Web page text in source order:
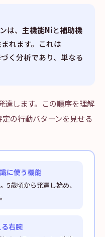
は、 主機能Niと補助機
れます。これは
く分析であり、単なる
達します。この順序を理解
の行動パターンを見せる
に使う機能
5歳頃から発達し始め、
右腕